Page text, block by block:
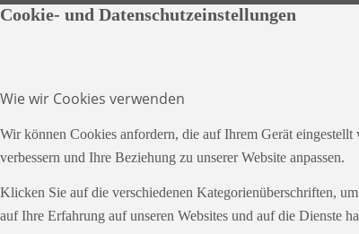
Cookie- und Datenschutzeinstellungen
Wie wir Cookies verwenden
Wir können Cookies anfordern, die auf Ihrem Gerät
verbessern und Ihre Beziehung zu unserer Website anpassen.
Klicken Sie auf die verschiedenen Kategorienüberschriften,
auf Ihre Erfahrung auf unseren Websites und auf die Dienste